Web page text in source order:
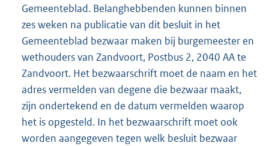
Gemeenteblad. Belanghebbenden kunnen binnen
zes weken na publicatie van dit besluit in het
Gemeenteblad bezwaar maken bij burgemeester en
wethouders van Zandvoort, Postbus 2, 2040 AA te
Zandvoort. Het bezwaarschrift moet de naam en het
adres vermelden van degene die bezwaar maakt,
zijn ondertekend en de datum vermelden waarop
het is opgesteld. In het bezwaarschrift moet ook
worden aangegeven tegen welk besluit bezwaar